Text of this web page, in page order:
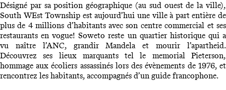
Désigné par sa position géographique (au sud ouest de la ville),
South WEst Township est aujourd’hui une ville à part entière de
plus de 4 millions d’habitants avec son centre commercial et ses
restaurants en vogue! Soweto reste un quartier historique qui a
vu naître l’ANC, grandir Mandela et mourir l’apartheid.
Découvrez ses lieux marquants tel le memorial Pieterson,
hommage aux écoliers assassinés lors des évènements de 1976, et
rencontrez les habitants, accompagnés d’un guide francophone.